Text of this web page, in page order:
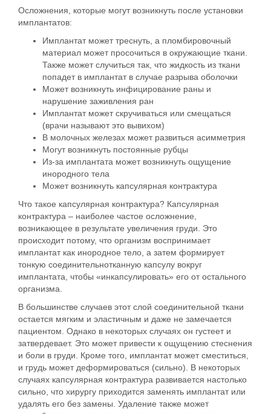
Осложнения, которые могут возникнуть после установки
имплантатов:
Имплантат может треснуть, а пломбировочный
материал может просочиться в окружающие ткани.
Также может случиться так, что жидкость из ткани
попадет в имплантат в случае разрыва оболочки
Может возникнуть инфицирование раны и
нарушение заживления ран
Имплантат может скручиваться или смещаться
(врачи называют это вывихом)
В молочных железах может развиться асимметрия
Могут возникнуть постоянные рубцы
Из-за имплантата может возникнуть ощущение
инородного тела
Может возникнуть капсулярная контрактура
Что такое капсулярная контрактура? Капсулярная
контрактура – наиболее частое осложнение,
возникающее в результате увеличения груди. Это
происходит потому, что организм воспринимает
имплантат как инородное тело, а затем формирует
тонкую соединительнотканную капсулу вокруг
имплантата, чтобы «инкапсулировать» его от остального
организма.
В большинстве случаев этот слой соединительной ткани
остается мягким и эластичным и даже не замечается
пациентом. Однако в некоторых случаях он густеет и
затвердевает. Это может привести к ощущению стеснения
и боли в груди. Кроме того, имплантат может сместиться,
и грудь может деформироваться (сильно). В некоторых
случаях капсулярная контрактура развивается настолько
сильно, что хирургу приходится заменять имплантат или
удалять его без замены. Удаление также может